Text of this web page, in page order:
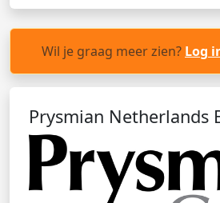
Wil je graag meer zien? Log
Prysmian Netherlands